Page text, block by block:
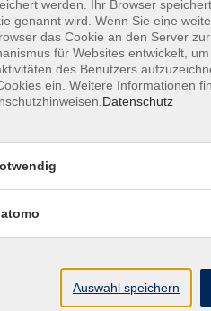
werden. Ihr Browser
genannt wird. Wenn Sie eine
das Cookie an den Server
für Websites entwickelt,
des Benutzers
ein. Weitere Informationen
Datenschutz
Auswahl speichern